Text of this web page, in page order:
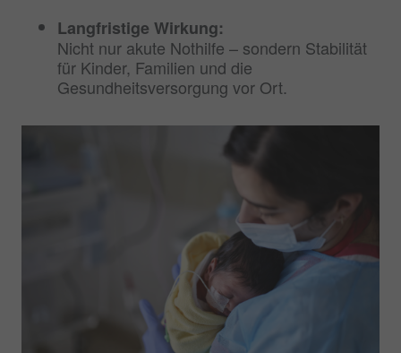
Langfristige Wirkung:
Nicht nur akute Nothilfe – sondern Stabilität
für Kinder, Familien und die
Gesundheitsversorgung vor Ort.